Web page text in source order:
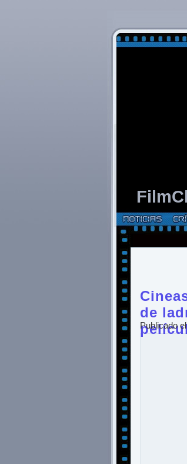
de
Publicado el